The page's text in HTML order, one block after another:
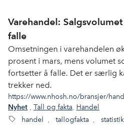
Varehandel:
falle
Omsetningen i varehandelen
prosent i mars, mens volumet
fortsetter å falle. Det er særlig
trekker ned.
https://www.nhosh.no/bransjer/
Nyhet , Tall og fakta, Handel
handel , tallogfakta ,